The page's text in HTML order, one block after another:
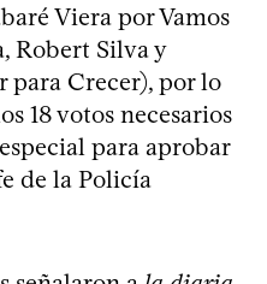
Viera por Vamos
Robert Silva y
para Crecer), por lo
18 votos necesarios
para aprobar
de la Policía